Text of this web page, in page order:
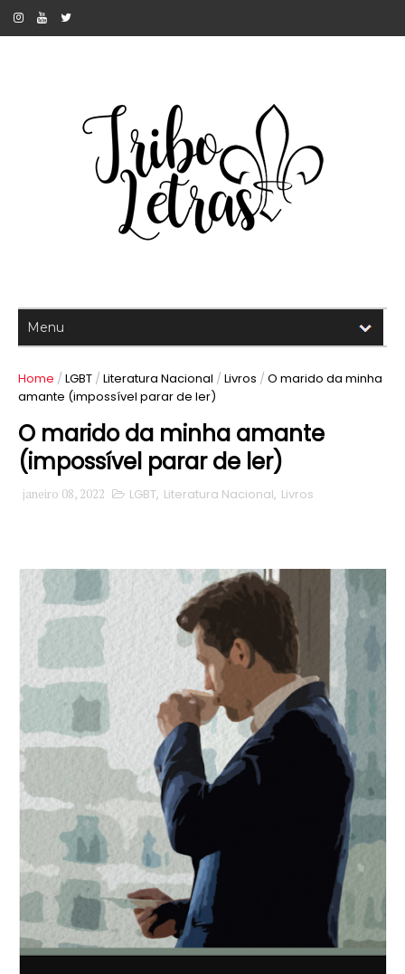
Home / LGBT / Literatura Nacional / Livros / O marido da minha
amante (impossível parar de ler)
O marido da minha amante
(impossível parar de ler)
janeiro 08, 2022 LGBT, Literatura Nacional, Livros